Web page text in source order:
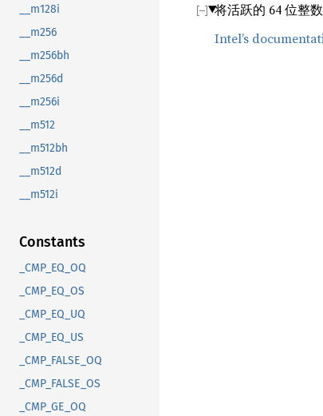
__m128i
__m256
__m256bh
__m256d
__m256i
__m512
__m512bh
__m512d
__m512i
Constants
_CMP_EQ_OQ
_CMP_EQ_OS
_CMP_EQ_UQ
_CMP_EQ_US
_CMP_FALSE_OQ
_CMP_FALSE_OS
_CMP_GE_OQ
将活跃的 64 位整
Intel’s